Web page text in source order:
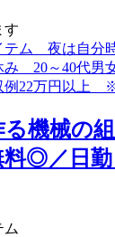
す
る機械の
料◎／日
ム